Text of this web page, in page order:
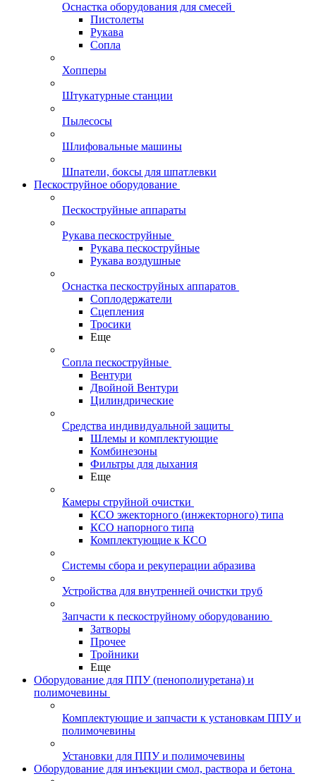
Оснастка оборудования для смесей
Пистолеты
Рукава
Сопла
Хопперы
Штукатурные станции
Пылесосы
Шлифовальные машины
Шпатели, боксы для шпатлевки
Пескоструйное оборудование
Пескоструйные аппараты
Рукава пескоструйные
Рукава пескоструйные
Рукава воздушные
Оснастка пескоструйных аппаратов
Соплодержатели
Сцепления
Тросики
Еще
Сопла пескоструйные
Вентури
Двойной Вентури
Цилиндрические
Средства индивидуальной защиты
Шлемы и комплектующие
Комбинезоны
Фильтры для дыхания
Еще
Камеры струйной очистки
КСО эжекторного (инжекторного) типа
КСО напорного типа
Комплектующие к КСО
Системы сбора и рекуперации абразива
Устройства для внутренней очистки труб
Запчасти к пескоструйному оборудованию
Затворы
Прочее
Тройники
Еще
Оборудование для ППУ (пенополиуретана) и
полимочевины
Комплектующие и запчасти к установкам ППУ и
полимочевины
Установки для ППУ и полимочевины
Оборудование для инъекции смол, раствора и бетона